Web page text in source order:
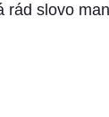
rád slovo